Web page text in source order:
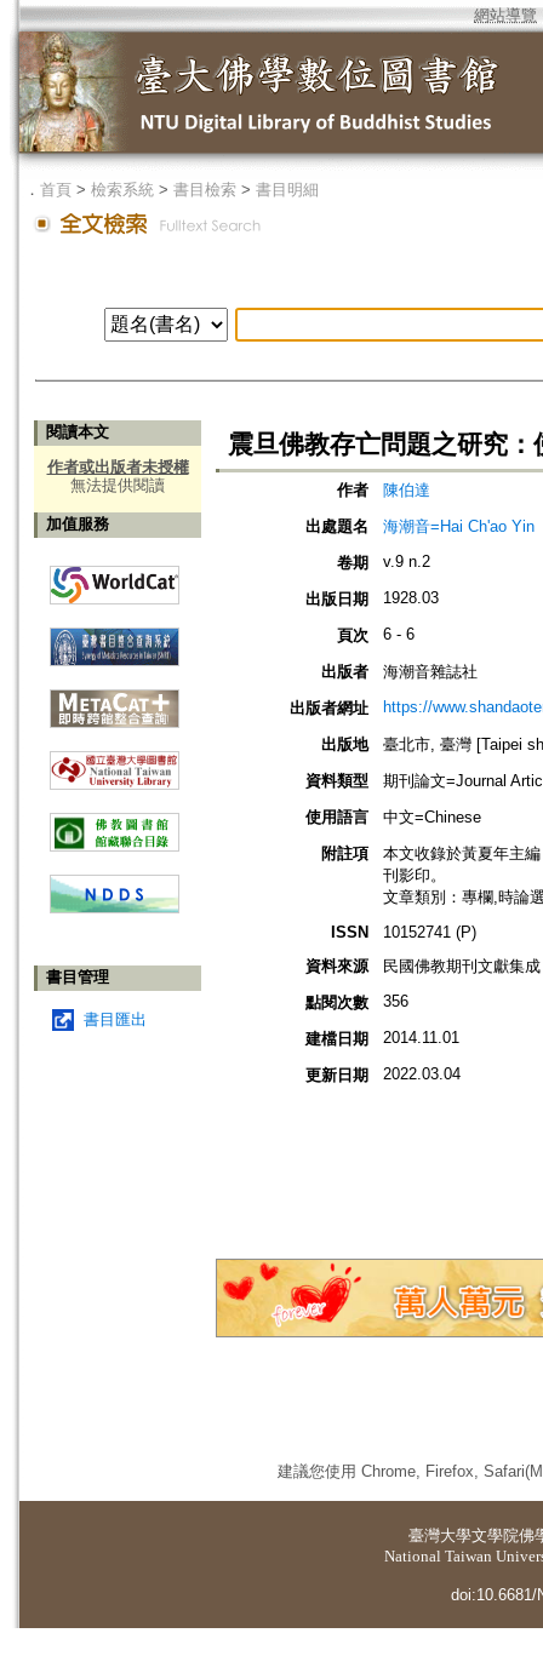
網站導覽
． 首頁 > 檢索系統 > 書目檢索 > 書目明細
閱讀本文
作者或出版者未授權
無法提供閱讀
加值服務
書目管理
書目匯出
震旦佛教存亡問題之研究
作者
陳伯達
出處題名
海潮音=Hai Ch'ao Yin
卷期
v.9 n.2
出版日期 1928.03
頁次 6 - 6
出版者
海潮音雜誌社
出版者網址
https://
出版地
臺北市, 臺灣 [Taipei
資料類型
期刊論文=Journal
使用語言
中文=Chinese
附註項
本文收錄於黃夏年主
刊影印。
文章類別：專欄,時論
ISSN
10152741 (P)
資料來源
民國佛教期刊文獻集
點閱次數
356
建檔日期 2014.11.01
更新日期 2022.03.04
建議您使用 Chrome, Firefox,
臺灣大學文學院佛
National Taiwan
doi:10.6681/